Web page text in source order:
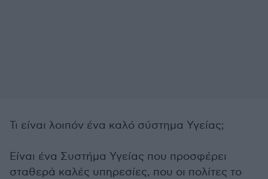
Τι είναι λοιπόν ένα καλό σύστημα Υγείας;
Είναι ένα Συστήμα Υγείας που προσφέρει
σταθερά καλές υπηρεσίες, που οι πολίτες το